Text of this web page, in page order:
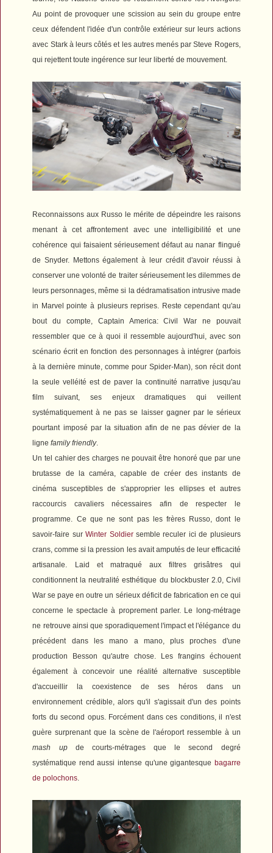
Au point de provoquer une scission au sein du groupe entre
ceux défendent l'idée d'un contrôle extérieur sur leurs actions
avec Stark à leurs côtés et les autres menés par Steve Rogers,
qui rejettent toute ingérence sur leur liberté de mouvement.
Reconnaissons aux Russo le mérite de dépeindre les raisons
menant à cet affrontement avec une intelligibilité et une
cohérence qui faisaient sérieusement défaut au nanar flingué
de Snyder. Mettons également à leur crédit d'avoir réussi à
conserver une volonté de traiter sérieusement les dilemmes de
leurs personnages, même si la dédramatisation intrusive made
in Marvel pointe à plusieurs reprises. Reste cependant qu'au
bout du compte, Captain America: Civil War ne pouvait
ressembler que ce à quoi il ressemble aujourd'hui, avec son
scénario écrit en fonction des personnages à intégrer (parfois
à la dernière minute, comme pour Spider-Man), son récit dont
la seule velléité est de paver la continuité narrative jusqu'au
film suivant, ses enjeux dramatiques qui veillent
systématiquement à ne pas se laisser gagner par le sérieux
pourtant imposé par la situation afin de ne pas dévier de la
lignefamily friendly.
Un tel cahier des charges ne pouvait être honoré que par une
brutasse de la caméra, capable de créer des instants de
cinéma susceptibles de s'approprier les ellipses et autres
raccourcis cavaliers nécessaires afin de respecter le
programme. Ce que ne sont pas les frères Russo, dont le
savoir-faire surWinter Soldiersemble reculer ici de plusieurs
crans, comme si la pression les avait amputés de leur efficacité
artisanale. Laid et matraqué aux filtres grisâtres qui
conditionnent la neutralité esthétique du blockbuster 2.0, Civil
War se paye en outre un sérieux déficit de fabrication en ce qui
concerne le spectacle à proprement parler. Le long-métrage
ne retrouve ainsi que sporadiquement l'impact et l'élégance du
précédent dans les mano a mano, plus proches d'une
production Besson qu'autre chose. Les frangins échouent
également à concevoir une réalité alternative susceptible
d'accueillir la coexistence de ses héros dans un
environnement crédible, alors qu'il s'agissait d'un des points
forts du second opus. Forcément dans ces conditions, il n'est
guère surprenant que la scène de l'aéroport ressemble à un
mash upde courts-métrages que le second degré
systématique rend aussi intense qu'une gigantesque bagarre
de polochons.